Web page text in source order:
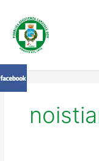
contenuto